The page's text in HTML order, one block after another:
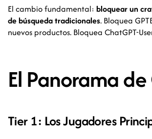
El cambio fundamental: bloquear un
de búsqueda tradicionales. Bloquea
nuevos productos. Bloquea ChatGPT-
El Panorama
Tier 1: Los Jugadores